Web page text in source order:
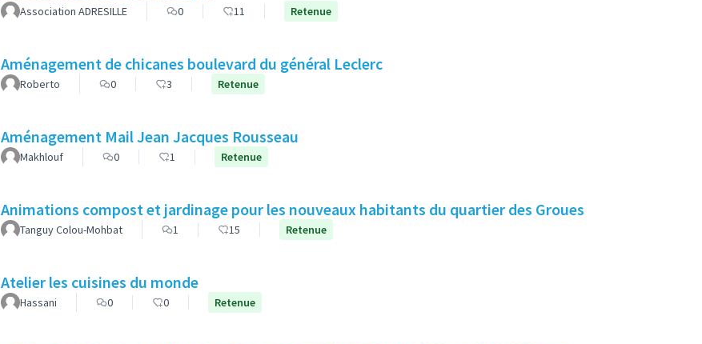
Association ADRESILLE 0 11 Retenue
Aménagement de chicanes boulevard du général Leclerc
Roberto 0 3 Retenue
Aménagement Mail Jean Jacques Rousseau
Makhlouf 0 1 Retenue
Animations compost et jardinage pour les nouveaux habitants du quartier des Groues
Tanguy Colou-Mohbat 1 15 Retenue
Atelier les cuisines du monde
Hassani 0 0 Retenue